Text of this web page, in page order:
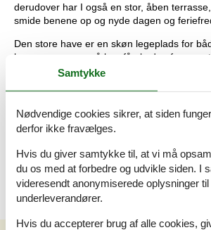
derudover har I også en stor, åben
smide benene op og nyde dagen og
Den store have er en skøn legeplads for
børnene, som også kan få glæde af
god plads til et spil bold for dem, der ikke
grillaften på terrassen, og grillen står
afbenyttelse. Få en god snak over
stille sommeraften, mens solen langsomt
træerne.
Samtykke
Nødvendige cookies sikrer, at siden
derfor ikke fravælges.
Hvis du giver samtykke til, at vi må
du os med at forbedre og udvikle siden. I
videresendt anonymiserede oplysninger
underleverandører.
Hvis du accepterer brug af alle cookies,